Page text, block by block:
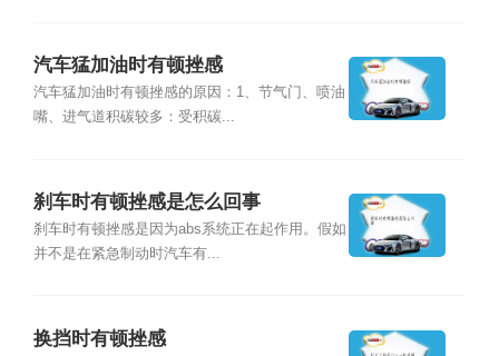
汽车猛加油时有顿挫感
汽车猛加油时有顿挫感的原因：1、节气门、喷油
嘴、进气道积碳较多：受积碳...
刹车时有顿挫感是怎么回事
刹车时有顿挫感是因为abs系统正在起作用。假如
并不是在紧急制动时汽车有...
换挡时有顿挫感